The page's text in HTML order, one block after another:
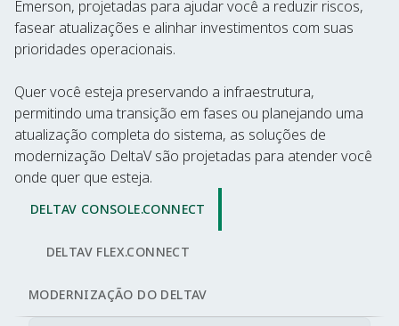
Emerson, projetadas para ajudar você a reduzir riscos,
fasear atualizações e alinhar investimentos com suas
prioridades operacionais.
Quer você esteja preservando a infraestrutura,
permitindo uma transição em fases ou planejando uma
atualização completa do sistema, as soluções de
modernização DeltaV são projetadas para atender você
onde quer que esteja.
DELTAV CONSOLE.CONNECT
DELTAV FLEX.CONNECT
MODERNIZAÇÃO DO DELTAV